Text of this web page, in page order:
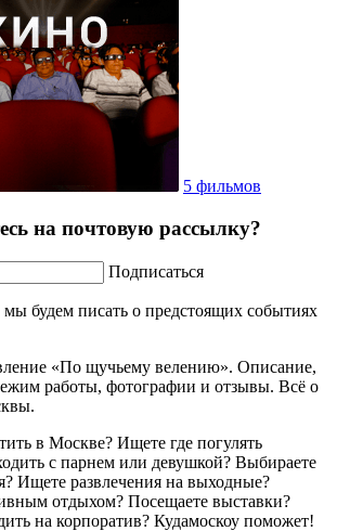
5 фильмов
на почтовую рассылку?
Подписаться
будем писать о предстоящих событиях
«По щучьему велению». Описание,
работы, фотографии и отзывы. Всё о
в Москве? Ищете где погулять
с парнем или девушкой? Выбираете
Ищете развлечения на выходные?
отдыхом? Посещаете выставки?
на корпоратив? Кудамоскоу поможет!